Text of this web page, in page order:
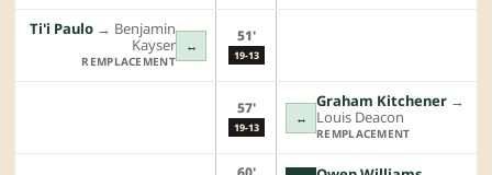
↔
Ti'i Paulo →︎ Benjamin
Kayser
REMPLACEMENT
51'
19-13
57'
19-13
↔
Graham Kitchener →︎
Louis Deacon
REMPLACEMENT